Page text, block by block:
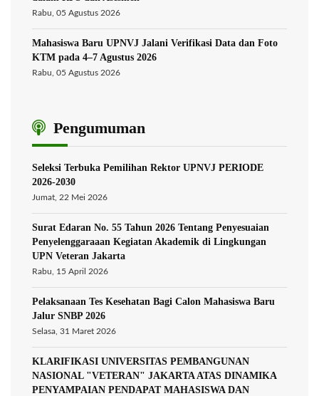
Rabu, 05 Agustus 2026
Mahasiswa Baru UPNVJ Jalani Verifikasi Data dan Foto
KTM pada 4–7 Agustus 2026
Rabu, 05 Agustus 2026
Pengumuman
Seleksi Terbuka Pemilihan Rektor UPNVJ PERIODE
2026-2030
Jumat, 22 Mei 2026
Surat Edaran No. 55 Tahun 2026 Tentang Penyesuaian
Penyelenggaraaan Kegiatan Akademik di Lingkungan
UPN Veteran Jakarta
Rabu, 15 April 2026
Pelaksanaan Tes Kesehatan Bagi Calon Mahasiswa Baru
Jalur SNBP 2026
Selasa, 31 Maret 2026
KLARIFIKASI UNIVERSITAS PEMBANGUNAN
NASIONAL "VETERAN" JAKARTA ATAS DINAMIKA
PENYAMPAIAN PENDAPAT MAHASISWA DAN